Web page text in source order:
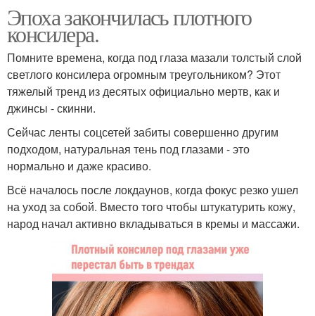
Эпоха закончилась плотного
консилера.
Помните времена, когда под глаза мазали толстый слой
светлого консилера огромным треугольником? Этот
тяжелый тренд из десятых официально мертв, как и
джинсы - скинни.
Сейчас ленты соцсетей забиты совершенно другим
подходом, натуральная тень под глазами - это
нормально и даже красиво.
Всё началось после локдаунов, когда фокус резко ушел
на уход за собой. Вместо того чтобы штукатурить кожу,
народ начал активно вкладываться в кремы и массажи.